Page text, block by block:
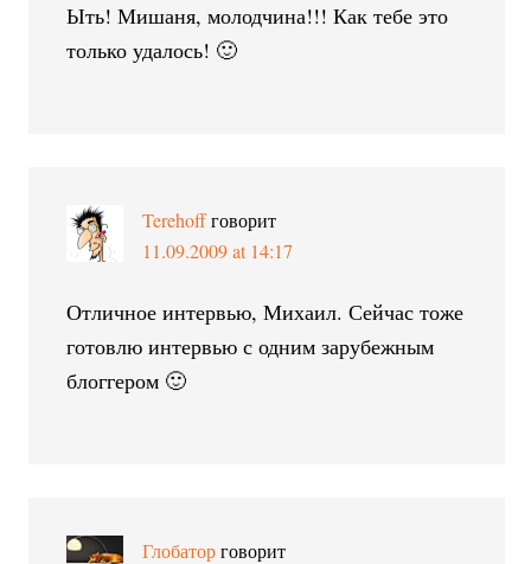
Ыть! Мишаня, молодчина!!! Как тебе это
только удалось! 🙂
Terehoffговорит
11.09.2009 at 14:17
Отличное интервью, Михаил. Сейчас тоже
готовлю интервью с одним зарубежным
блоггером 🙂
Глобатор говорит